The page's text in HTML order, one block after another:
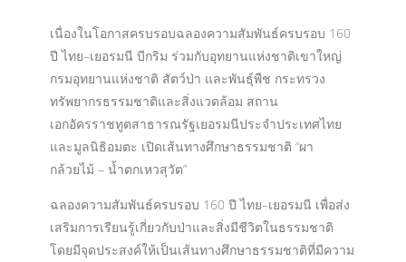
เนื่องในโอกาสครบรอบฉลองความสัมพันธ์ครบรอบ 160
ปี ไทย–เยอรมนี บีกริม ร่วมกับอุทยานแห่งชาติเขาใหญ่
กรมอุทยานแห่งชาติ สัตว์ป่า และพันธุ์พืช กระทรวง
ทรัพยากรธรรมชาติและสิ่งแวดล้อม สถาน
เอกอัครราชทูตสาธารณรัฐเยอรมนีประจำประเทศไทย
และมูลนิธิอมตะ เปิดเส้นทางศึกษาธรรมชาติ “ผา
กล้วยไม้ – น้ำตกเหวสุวัต”
ฉลองความสัมพันธ์ครบรอบ 160 ปี ไทย–เยอรมนี เพื่อส่ง
เสริมการเรียนรู้เกี่ยวกับป่าและสิ่งมีชีวิตในธรรมชาติ
โดยมีจุดประสงค์ให้เป็นเส้นทางศึกษาธรรมชาติที่มีความ